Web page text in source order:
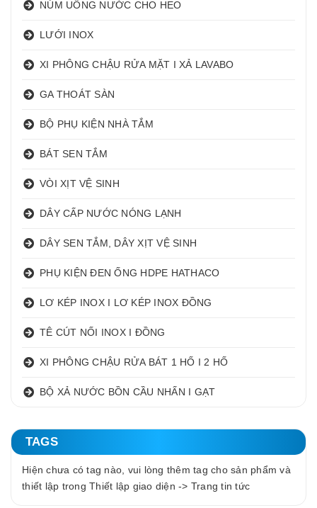
NÚM UỐNG NƯỚC CHO HEO
LƯỚI INOX
XI PHÔNG CHẬU RỬA MẶT I XẢ LAVABO
GA THOÁT SÀN
BỘ PHỤ KIỆN NHÀ TẮM
BÁT SEN TẮM
VÒI XỊT VỆ SINH
DÂY CẤP NƯỚC NÓNG LẠNH
DÂY SEN TẮM, DÂY XỊT VỆ SINH
PHỤ KIỆN ĐEN ỐNG HDPE HATHACO
LƠ KÉP INOX I LƠ KÉP INOX ĐỒNG
TÊ CÚT NỐI INOX I ĐỒNG
XI PHÔNG CHẬU RỬA BÁT 1 HỐ I 2 HỐ
BỘ XẢ NƯỚC BỒN CẦU NHẤN I GẠT
TAGS
Hiện chưa có tag nào, vui lòng thêm tag cho sản phẩm và
thiết lập trong Thiết lập giao diện -> Trang tin tức